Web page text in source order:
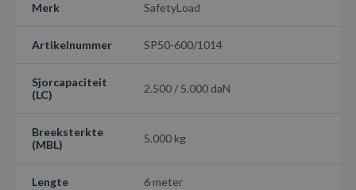
Merk SafetyLoad
Artikelnummer SP50-600/1014
Sjorcapaciteit
(LC)
2.500 / 5.000 daN
Breeksterkte
(MBL)
5.000 kg
Lengte 6 meter